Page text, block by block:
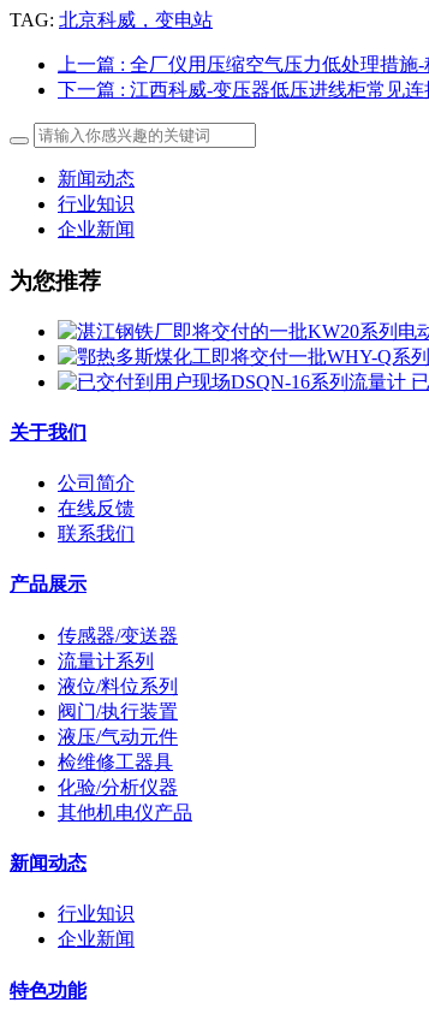
TAG: 北京科威，变电站
上一篇 : 全厂仪用压缩空气压力低处理措施
下一篇 : 江西科威-变压器低压进线柜常见连
新闻动态
行业知识
企业新闻
为您推荐
关于我们
公司简介
在线反馈
联系我们
产品展示
传感器/变送器
流量计系列
液位/料位系列
阀门/执行装置
液压/气动元件
检维修工器具
化验/分析仪器
其他机电仪产品
新闻动态
行业知识
企业新闻
特色功能